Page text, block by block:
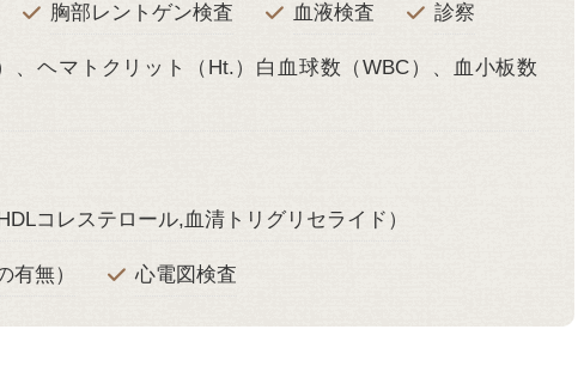
胸部レントゲン検査 血液検査 診察
、ヘマトクリット（Ht.）白血球数（WBC）、血小板数
コレステロール,血清トリグリセライド）
有無） 心電図検査